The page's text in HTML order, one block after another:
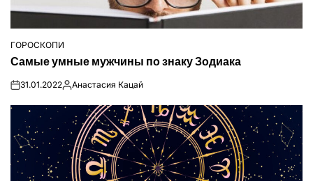
ОПУБЛІКУВАТИ
У
ГОРОСКОПИ
Самые умные мужчины по знаку Зодиака
on31.01.2022Опубліковано
Анастасия Кацай